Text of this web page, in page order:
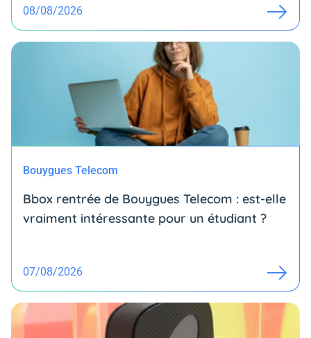
08/08/2026
Bouygues Telecom
Bbox rentrée de Bouygues Telecom : est-elle
vraiment intéressante pour un étudiant ?
07/08/2026